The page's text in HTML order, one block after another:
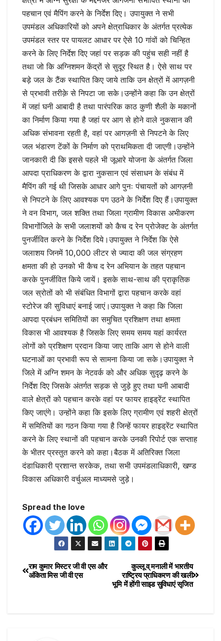
पहचान एवं मैपिंग करने के निर्देश दिए। उपायुक्त ने सभी
उपमंडल अधिकारियों को अपने क्षेत्राधिकार के अंतर्गत प्रत्येक
उपमंडल स्तर पर पायलट आधार पर ऐसे 10 गांवों को चिन्हित
करने के लिए निर्देश दिए जहां पर सड़क की पहुंच सही नहीं है
तथा जो कि अग्निशमन केंद्रों से सुदूर स्थित है। ऐसे साथ पर
बड़े जल के टैंक स्थापित किए जाये ताकि उन क्षेत्रों में आगज़नी
से प्रभावी तरीक़े से निपटा जा सके।उन्होंने कहा कि उन क्षेत्रों
में जहां घनी आबादी है तथा पारंपरिक काठ कुणी शैली के मकानों
का निर्माण किया गया है जहां पर आग से होने वाले नुकसान की
अधिक संभावना रहती है, वहां पर आगज़नी से निपटने के लिए
जल भंडारण टेंकों के निर्माण को प्राथमिकता दी जाएगी।उन्होंने
जानकारी दी कि इससे पहले भी जूआरे योजना के अंतर्गत जिला
आपदा प्राधिकरण के द्वारा नुकसान एवं संसाधन के संबंध में
मैपिंग की गई थी जिसके आधार आगे पुनः पंचायतों को आगज़नी
से निपटने के लिए आवश्यक पग उठने के निर्देश दिए हैं।उपायुक्त
ने वन विभाग, जल शक्ति तथा जिला ग्रामीण विकास अभीकरण
विभागोंजिले के सभी जलाशयों को कैच द रेन प्रोजेक्ट के अंतर्गत
पुनर्जीवित करने के निर्देश दिये।उपायुक्त ने निर्देश कि ऐसे
जलाशय जिनमें 10,000 लीटर से ज्यादा की जल संग्रहण
क्षमता की हो उनको भी कैच द रेन अभियान के तहत पहचान
करके पुनर्जीवित किये जायें। इसके साथ-साथ की प्राकृतिक
जल स्रोतों को भी संबंधित विभागों द्वारा पहचान करके वहां
स्टोरेज की सुविधाएं बनाई जाएं।उपायुक्त ने कहा कि जिला
आपदा प्रबंधन समितियों का समुचित प्रशिक्षण तथा क्षमता
विकास भी आवश्यक है जिसके लिए समय समय यहां कार्यरत
लोगों को प्रशिक्षण प्रदान किया जाए ताकि आग से होने वाली
घटनाओं का प्रभावी रूप से सामना किया जा सके।उपायुक्त ने
जिले में अग्नि शमन के नेटवर्क को और अधिक सुदृढ़ करने के
निर्देश दिए जिसके अंतर्गत सड़क से जुड़े हुए तथा घनी आबादी
वाले क्षेत्रों को पहचान करके वहां पर फायर हाइड्रेंट स्थापित
किए जाएंगे। उन्होंने कहा कि इसके लिए ग्रामीण एवं शहरी क्षेत्रों
में समितियों का गठन किया गया है जिन्हें फायर हाइड्रेंट स्थापित
करने के लिए स्थानों की पहचान करके उनकी रिपोर्ट एक सप्ताह
के भीतर प्रस्तुत करने को कहा।बैठक में अतिरिक्त जिला
दंडाधिकारी प्रशान्त सरकेक, तथा सभी उपमंडलाधिकारी, खण्ड
विकास अधिकारी वर्चुअल माध्यमसे जुड़े।
Spread the love
कुल्लू व् मनाली में भारतीय
राष्ट्रिय प्राधिकरण की खली
भूमि में होंगी साइड सुविधाएं सृजित
राम कुमार मिस्टर जी वी एस और
अंकिता मिस जी वी एस